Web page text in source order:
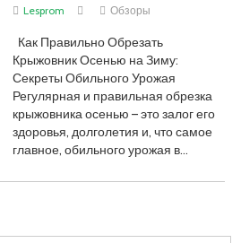
Lesprom Обзоры
Как Правильно Обрезать
Крыжовник Осенью на Зиму:
Секреты Обильного Урожая
Регулярная и правильная обрезка
крыжовника осенью – это залог его
здоровья, долголетия и, что самое
главное, обильного урожая в…